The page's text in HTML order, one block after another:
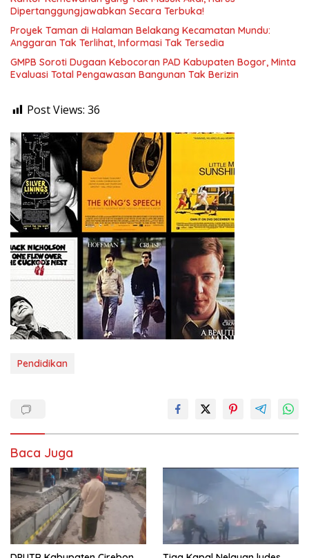
Dipertanggungjawabkan Secara Terbuka!
Proyek Taman di Halaman Belakang Kecamatan Mundu:
Anggaran Tak Terlihat, Informasi Tak Tersedia
GMPB Soroti Dugaan Kebocoran PAD Kabupaten Bogor, Minta
Evaluasi Total Pengawasan Bangunan Tak Berizin
Post Views: 36
Pendidikan
Baca Juga